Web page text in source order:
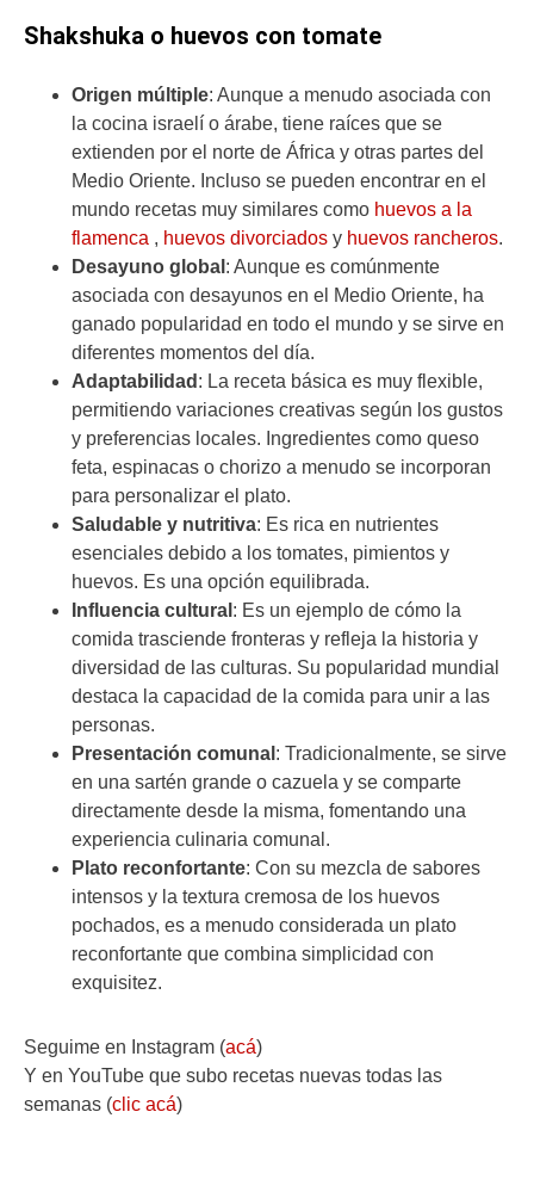
Shakshuka o huevos con tomate
Origen múltiple: Aunque a menudo asociada con
la cocina israelí o árabe, tiene raíces que se
extienden por el norte de África y otras partes del
Medio Oriente. Incluso se pueden encontrar en el
mundo recetas muy similares como huevos a la
flamenca , huevos divorciados y huevos rancheros.
Desayuno global : Aunque es comúnmente
asociada con desayunos en el Medio Oriente, ha
ganado popularidad en todo el mundo y se sirve en
diferentes momentos del día.
Adaptabilidad : La receta básica es muy flexible,
permitiendo variaciones creativas según los gustos
y preferencias locales. Ingredientes como queso
feta, espinacas o chorizo a menudo se incorporan
para personalizar el plato.
Saludable y nutritiva: Es rica en nutrientes
esenciales debido a los tomates, pimientos y
huevos. Es una opción equilibrada.
Influencia cultural : Es un ejemplo de cómo la
comida trasciende fronteras y refleja la historia y
diversidad de las culturas. Su popularidad mundial
destaca la capacidad de la comida para unir a las
personas.
Presentación comunal : Tradicionalmente, se sirve
en una sartén grande o cazuela y se comparte
directamente desde la misma, fomentando una
experiencia culinaria comunal.
Plato reconfortante: Con su mezcla de sabores
intensos y la textura cremosa de los huevos
pochados, es a menudo considerada un plato
reconfortante que combina simplicidad con
exquisitez.
Seguime en Instagram (acá)
Y en YouTube que subo recetas nuevas todas las
semanas (clic acá)